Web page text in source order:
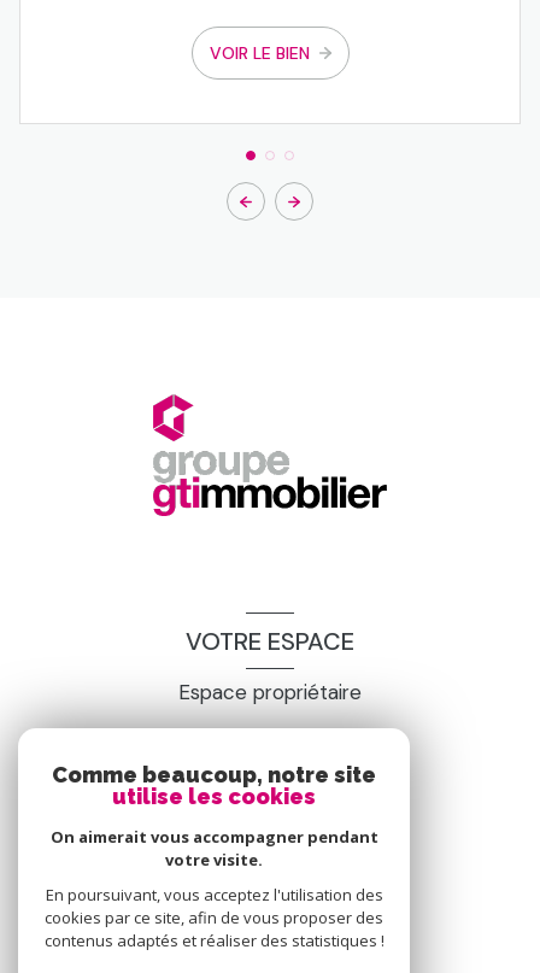
VOIR LE BIEN
VOTRE ESPACE
Espace propriétaire
SE CONNECTER
Comme beaucoup, notre site
utilise les cookies
On aimerait vous accompagner pendant
votre visite.
En poursuivant, vous acceptez l'utilisation des
cookies par ce site, afin de vous proposer des
contenus adaptés et réaliser des statistiques !